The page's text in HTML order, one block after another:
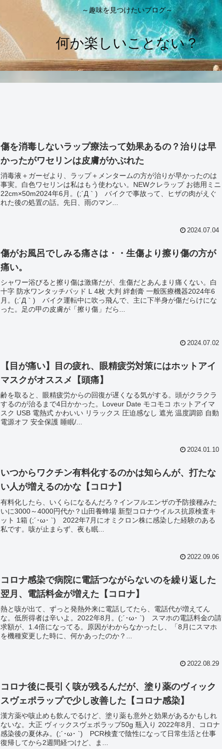
～趣味を見つけたいブログ～
何か楽しいことない？
傷を消毒しないラップ療法って効果あるの？治りは早
かったがワセリンは皮膚がかぶれた
消毒液＋ガーゼより、ラップ＋メンタームの方が治りが早かったのは
事実。白色ワセリンは私はもう使わない。NEWクレラップ お徳用ミニ
22cm×50m2024年6月。(;´Д｀) バイクで事故って、ヒザの肉がえぐ
れた後の処置の話。先日、雨のマン...
2024.07.04
傷がお風呂でしみる痛さは・・生傷より擦り傷の方が
痛い。
シャワー浴びると擦り傷は激痛だが、生傷だとあんまり痛くない。白
十字 防水ワンタッチパッド L 4枚 大判 絆創膏 一般医療機器2024年6
月。(;´Д｀) バイク運転中に吹っ飛んで、主に下半身が傷だらけにな
った。足の甲の皮膚が「擦り傷」だら...
2024.07.02
【目が痛い】目の疲れ、眼精疲労対策にはホットアイ
マスクがオススメ【頭痛】
齢を取ると、眼精疲労からの回復が遅くなる気がする。頭がクラクラ
するのが治るまで4日かかった。Loveur Date モコモコ ホットアイマ
スク USB 電熱式 かわいい リラックス 圧迫感なし 遮光 温度調節 自動
電源オフ 安全保護 睡眠/...
2024.01.10
いつからワクチン有料化するのかは知らんが、打たな
い人が増えるのかな【コロナ】
有料化したら、いくらになるんだろ？インフルエンザの予防接種みた
いに3000～4000円代か？山田養蜂場 新型コロナウイルス抗原検査キ
ット 1箱 (;´･ω･ `) 2022年7月にオミクロン株に感染した経験のある
私です。咳が止まらず、夜も眠...
2022.09.06
コロナ感染で病院に電話つながらないのを繰り返した
翌月、電話料金が増えた【コロナ】
熱と咳が出て、ずっと発熱外来に電話してたら、電話代が増えてん
な。低所得者は辛いよ。2022年8月。(;´･ω･ `) スマホの電話料金の請
求額が、1.4倍になってる。原因がわからなかったし、「8月にスマホ
を機種変更した時に、何かあったのか？...
2022.08.29
コロナ後に長引く咳が残るんだが、塗り薬のヴィック
スヴェポラップで少し改善した【コロナ感染】
漢方薬や咳止めも飲んでるけど、塗り薬も意外と効果があるかもしれ
ないな。大正 ヴィックスヴェポラッブ50g 瓶入り 2022年8月、コロナ
感染後の夏休み。(;´･ω･ `) PCR検査で陰性になって日常生活と仕事
復帰してから2週間経つけど、ま...